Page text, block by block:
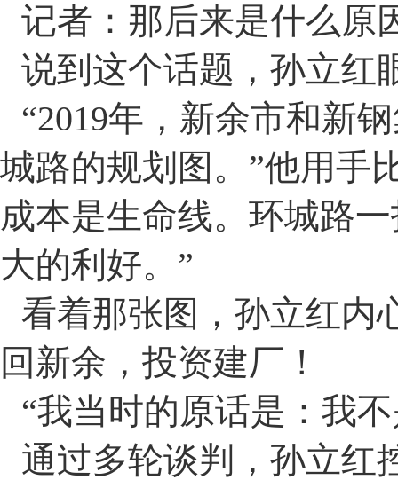
记者：那后来是什么原
说到这个话题，孙立红
“2019年，新余市和新
城路的规划图。 ”他用手
成本是生命线。环城路
大的利好。 ”
看着那张图，孙立红内
回新余，投资建厂！
“我当时的原话是：我
通过多轮谈判，孙立红